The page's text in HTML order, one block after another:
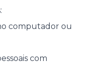
computador ou
com